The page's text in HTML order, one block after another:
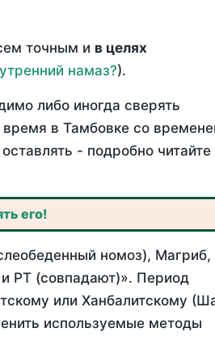
точным и в целях
намаз?).
либо иногда сверять
время в Тамбовке со
- подробно читайте
его!
номоз),
РТ (совпадают)». Период
или Ханбалитскому
используемые методы